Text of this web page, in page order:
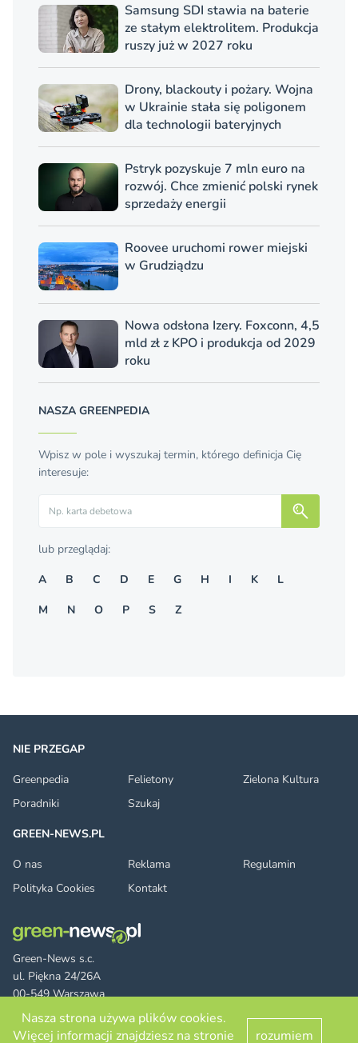
Samsung SDI stawia na baterie
ze stałym elektrolitem. Produkcja
ruszy już w 2027 roku
Drony, blackouty i pożary. Wojna
w Ukrainie stała się poligonem
dla technologii bateryjnych
Pstryk pozyskuje 7 mln euro na
rozwój. Chce zmienić polski rynek
sprzedaży energii
Roovee uruchomi rower miejski
w Grudziądzu
Nowa odsłona Izery. Foxconn, 4,5
mld zł z KPO i produkcja od 2029
roku
NASZA GREENPEDIA
Wpisz w pole i wyszukaj termin, którego definicja Cię
interesuje:
lub przeglądaj:
A
B C D E G H I K
L
M
N O P S Z
Green-News s.c.
ul. Piękna 24/26A
00-549 Warszawa
NIE PRZEGAP
Greenpedia
Felietony
Zielona Kultura
Poradniki
Szukaj
GREEN-NEWS.PL
O nas
Reklama
Regulamin
Polityka Cookies
Kontakt
Nasza strona używa plików cookies.
Więcej informacji znajdziesz na stronie
rozumiem